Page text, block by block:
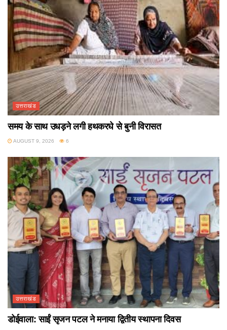
उत्तराखंड
समय के साथ उधड़ने लगी हथकरघे से बुनी विरासत
AUGUST 9, 2026 6
उत्तराखंड
डोईवाला: साईं सृजन पटल ने मनाया द्वितीय स्थापना दिवस